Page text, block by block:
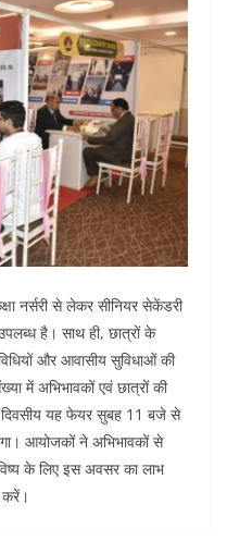
नर्सरी से लेकर सीनियर सेकेंडरी
है। साथ ही, छात्रों के
और आवासीय सुविधाओं की
में अभिभावकों एवं छात्रों की
दिवसीय यह फेयर सुबह 11 बजे से
आयोजकों ने अभिभावकों से
के लिए इस अवसर का लाभ
करें।